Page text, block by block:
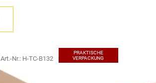
t
s
Art.-Nr.: H-TC-B132
PRAKTISCHE
VERPACKUNG